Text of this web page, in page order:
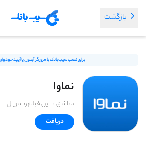
بازگشت
برای نصب سیب بانک با مرورگر آیفون یا آیپد خود
نماوا
تماشای آنلاین فیلم و سریال
دریافت